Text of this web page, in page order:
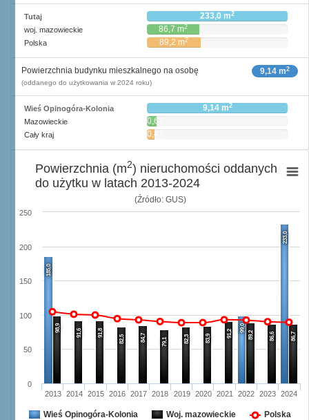
Tutaj 233,0 m2
woj. mazowieckie 86,7 m2
Polska 89,2 m2
9,14 m2
Powierzchnia budynku mieszkalnego na osobę
(oddanego do użytkowania w 2024 roku)
Wieś Opinogóra-Kolonia 9,14 m2
Mazowieckie
0,61
m2
Cały kraj
0,47
(Źródło: GUS)
185,0
99,0
233,0
98,9 91,6 91,8
82,5 84,7 79,1 82,3 83,9 91,2 89,2 86,6 86,7
2013 2014 2015 2016 2017 2018 2019 2020 2021 2022 2023 2024
0
50
100
150
200
250
Powierzchnia (m2) nieruchomości oddanych
do użytku w latach 2013-2024
Wieś Opinogóra-Kolonia Woj. mazowieckie Polska